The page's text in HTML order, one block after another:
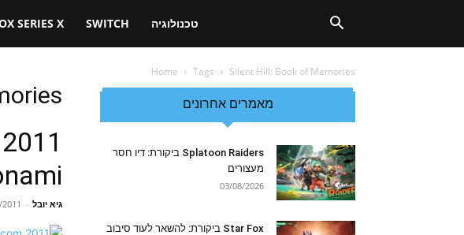
SERIES X SWITCH טכנולוגיה
Home Tags Silent Hill: Book of Memories
גיא יובל -
מאמרים אחרונים
Splatoon Raiders ביקורת: דיו חסר
מעצורים
03/08/2026
Star Fox ביקורת: להשאר לעוד סיבוב